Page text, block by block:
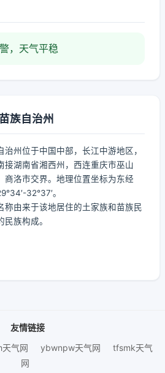
，天气平稳
族自治州
州位于中国中部，长江中游地区，
接湖南省湘西州，西连重庆市巫山
商洛市交界。地理位置坐标为东经
32°37′。
称由来于该地居住的土家族和苗族民
族构成。
友情链接
气网 ybwnpw天气网
tfsmk天气
网